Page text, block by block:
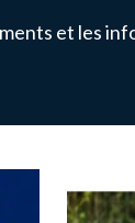
et les